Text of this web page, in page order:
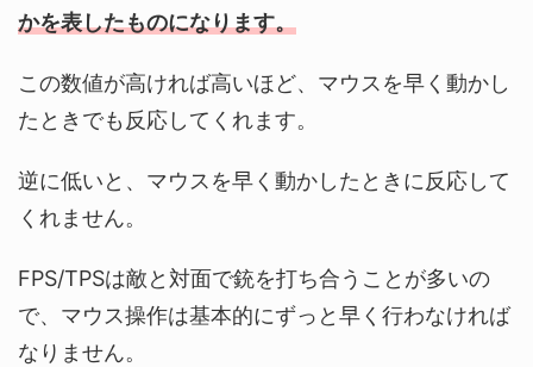
かを表したものになります。
この数値が高ければ高いほど、マウスを早く動かし
たときでも反応してくれます。
逆に低いと、マウスを早く動かしたときに反応して
くれません。
FPS/TPSは敵と対面で銃を打ち合うことが多いの
で、マウス操作は基本的にずっと早く行わなければ
なりません。